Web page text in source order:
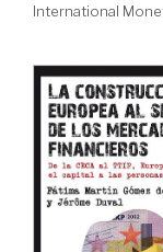
International